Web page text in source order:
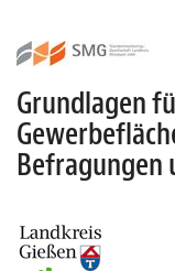
Grundlagen
Befragungen